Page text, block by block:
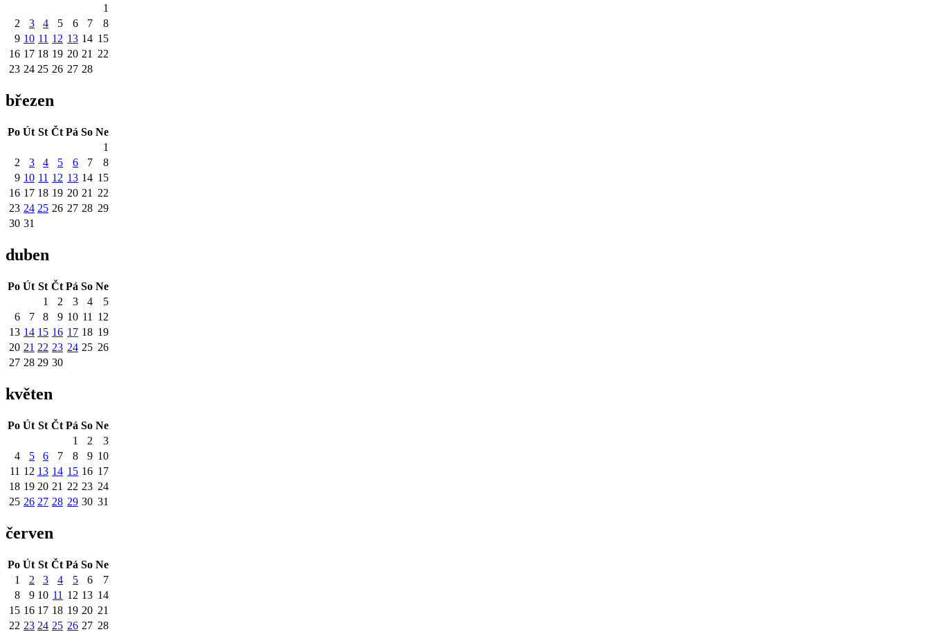
1
2
3 4 5 6 7
8
9 10 11 12 13 14 15
16 17 18 19 20 21
22
23 24 25 26 27 28
březen
Po Út St Čt Pá So Ne
1
2
3 4 5 6 7
8
9 10 11 12 13 14 15
16 17 18 19 20 21
22
23 24 25 26 27 28 29
30 31
duben
Po Út St Čt Pá So Ne
1
2 3 4
5
6
7 8 9 10 11
12
13 14 15 16 17 18 19
20 21 22 23 24 25 26
27 28 29 30
květen
Po Út St Čt Pá So Ne
1
2
3
4
5 6 7 8 9 10
11 12 13 14 15 16 17
18 19 20 21 22 23 24
25 26 27 28 29 30 31
červen
Po Út St Čt Pá So Ne
1
2 3 4 5 6
7
8
9 10 11 12 13 14
15 16 17 18 19 20 21
22 23 24 25 26 27 28